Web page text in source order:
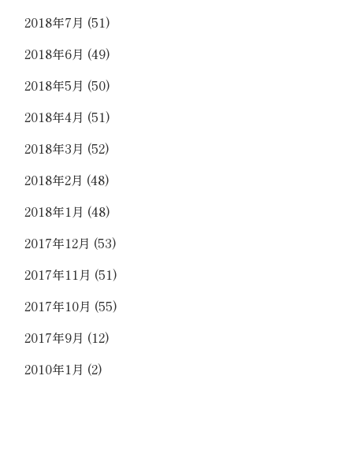
2018年7月 (51)
2018年6月 (49)
2018年5月 (50)
2018年4月 (51)
2018年3月 (52)
2018年2月 (48)
2018年1月 (48)
2017年12月 (53)
2017年11月 (51)
2017年10月 (55)
2017年9月 (12)
2010年1月 (2)